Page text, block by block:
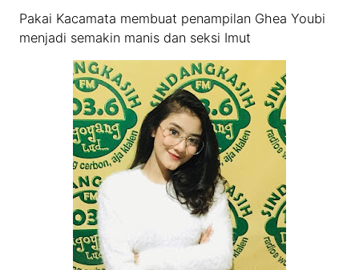
Pakai Kacamata membuat penampilan Ghea Youbi
menjadi semakin manis dan seksi Imut